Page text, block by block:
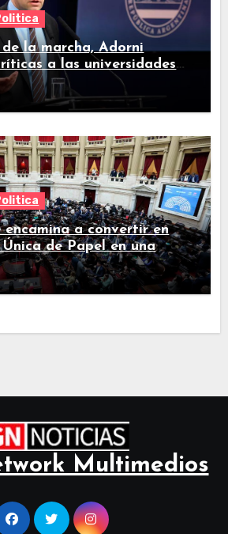
la marcha, Adorni
a las universidades
encamina a convertir en
de Papel en una
Multimedios